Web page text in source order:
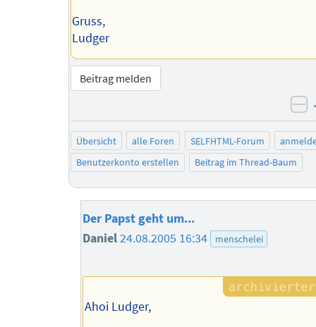
Gruss,
Ludger
Beitrag melden
Übersicht alle Foren SELFHTML-Forum
Benutzerkonto erstellen
Beitrag im Thread-Baum
Der Papst geht um...
Daniel24.08.2005 16:34 menschelei
Ahoi Ludger,